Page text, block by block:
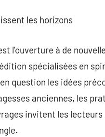
les horizons
l’ouverture à de
spécialisées en
question les idées
anciennes, les
invitent les lecteurs